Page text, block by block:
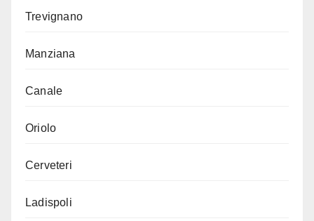
Trevignano
Manziana
Canale
Oriolo
Cerveteri
Ladispoli